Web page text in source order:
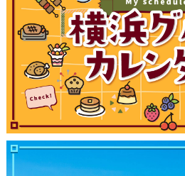
観光ガイド
ランキング
ブログ記事